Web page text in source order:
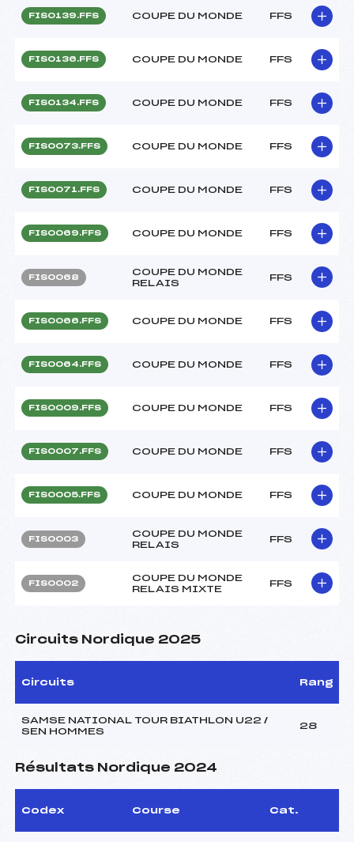
FIS0139.FFS COUPE DU MONDE FFS
FIS0136.FFS COUPE DU MONDE FFS
FIS0134.FFS COUPE DU MONDE FFS
FIS0073.FFS COUPE DU MONDE FFS
FIS0071.FFS COUPE DU MONDE FFS
FIS0069.FFS COUPE DU MONDE FFS
FIS0068
COUPE DU MONDE
RELAIS
FFS
FIS0066.FFS COUPE DU MONDE FFS
FIS0064.FFS COUPE DU MONDE FFS
FIS0009.FFS COUPE DU MONDE FFS
FIS0007.FFS COUPE DU MONDE FFS
FIS0005.FFS COUPE DU MONDE FFS
FIS0003
COUPE DU MONDE
RELAIS
FFS
FIS0002
COUPE DU MONDE
RELAIS MIXTE
FFS
Circuits Nordique 2025
Circuits Rang
SAMSE NATIONAL TOUR BIATHLON U22 /
SEN HOMMES
28
Résultats Nordique 2024
Codex Course Cat.